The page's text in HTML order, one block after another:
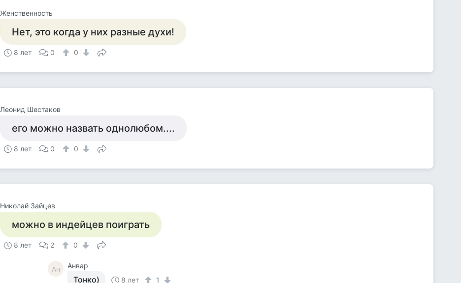
Женственность
Нет, это когда у них разные духи!
8 лет 0 0
Леонид Шестаков
его можно назвать однолюбом....
8 лет 0 0
Николай Зайцев
можно в индейцев поиграть
8 лет 2 0
Ан Анвар
Тонко) 8 лет 1